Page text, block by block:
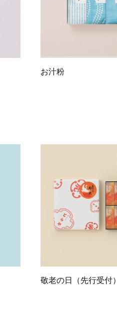
お汁粉
敬老の日（先行受付）